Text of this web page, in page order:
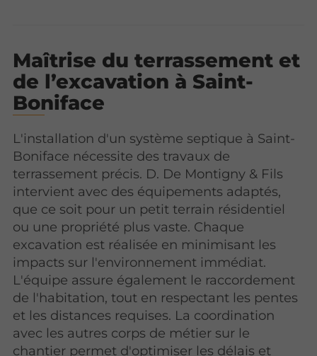
Maîtrise du terrassement et
de l’excavation à Saint-
Boniface
L'installation d'un système septique à Saint-
Boniface nécessite des travaux de
terrassement précis. D. De Montigny & Fils
intervient avec des équipements adaptés,
que ce soit pour un petit terrain résidentiel
ou une propriété plus vaste. Chaque
excavation est réalisée en minimisant les
impacts sur l'environnement immédiat.
L'équipe assure également le raccordement
de l'habitation, tout en respectant les pentes
et les distances requises. La coordination
avec les autres corps de métier sur le
chantier permet d'optimiser les délais et